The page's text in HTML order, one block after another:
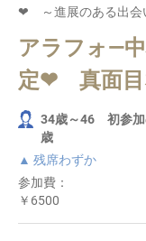
❤ ～進展のある出
アラフォ―
定❤ 真面目
34歳～46 初参加
歳
▲ 残席わずか
参加費：
￥6500